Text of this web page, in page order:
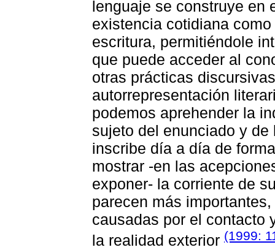
lenguaje se construye en
existencia cotidiana
escritura, permitiéndole
que puede acceder al
otras prácticas
autorrepresentación
podemos aprehender la
sujeto del enunciado y
inscribe día a día de
mostrar -en las
exponer- la corriente de
parecen más
causadas por el contacto
la realidad exterior (1999: